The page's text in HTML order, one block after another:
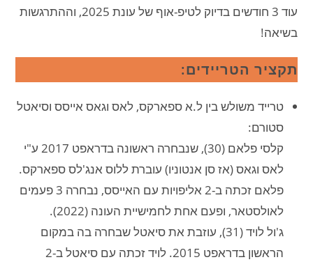
עוד 3 חודשים בדיוק לטיפ-אוף של עונת 2025, וההתרגשות
בשיאה!
תקציר הטריידים:
טרייד משולש בין ל.א ספארקס, לאס וגאס אייסס וסיאטל
סטורם:
קלסי פלאם (30), שנבחרה ראשונה בדראפט 2017 ע"י
לאס וגאס (אז סן אנטוניו) עוברת ללוס אנג'לס ספארקס.
פלאם זכתה ב-2 אליפויות עם האייסס, נבחרה 3 פעמים
לאולסטאר, ופעם אחת לחמישיית העונה (2022).
ג'ול לויד (31), עוזבת את סיאטל שבחרה בה במקום
הראשון בדראפט 2015. לויד זכתה עם סיאטל ב-2